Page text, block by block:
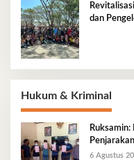
dan
Hukum & Kriminal
6 Agustus